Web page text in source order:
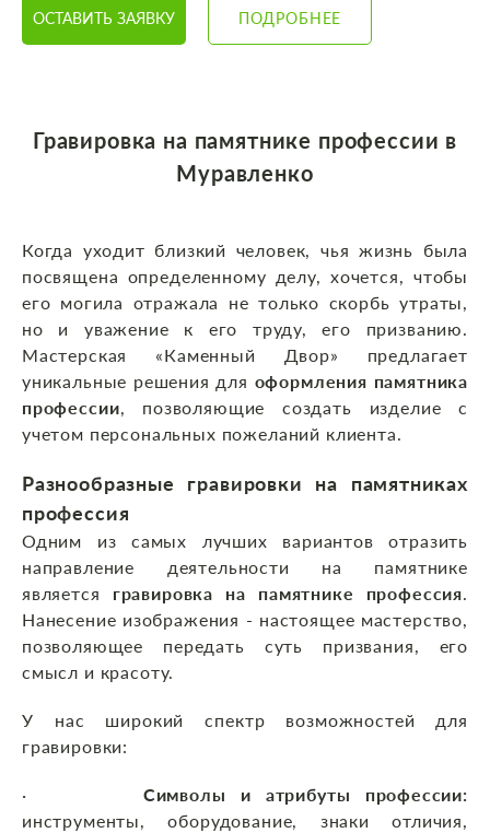
ОСТАВИТЬ ЗАЯВКУ ПОДРОБНЕЕ
Гравировка на памятнике профессии в
Муравленко
Когда уходит близкий человек, чья жизнь была
посвящена определенному делу, хочется, чтобы
его могила отражала не только скорбь утраты,
но и уважение к его труду, его призванию.
Мастерская «Каменный Двор» предлагает
уникальные решения для оформления памятника
профессии, позволяющие создать изделие с
учетом персональных пожеланий клиента.
Разнообразные гравировки на памятниках
профессия
Одним из самых лучших вариантов отразить
направление деятельности на памятнике
является гравировка на памятнике профессия.
Нанесение изображения - настоящее мастерство,
позволяющее передать суть призвания, его
смысл и красоту.
У нас широкий спектр возможностей для
гравировки:
· Символы и атрибуты профессии:
инструменты, оборудование, знаки отличия,